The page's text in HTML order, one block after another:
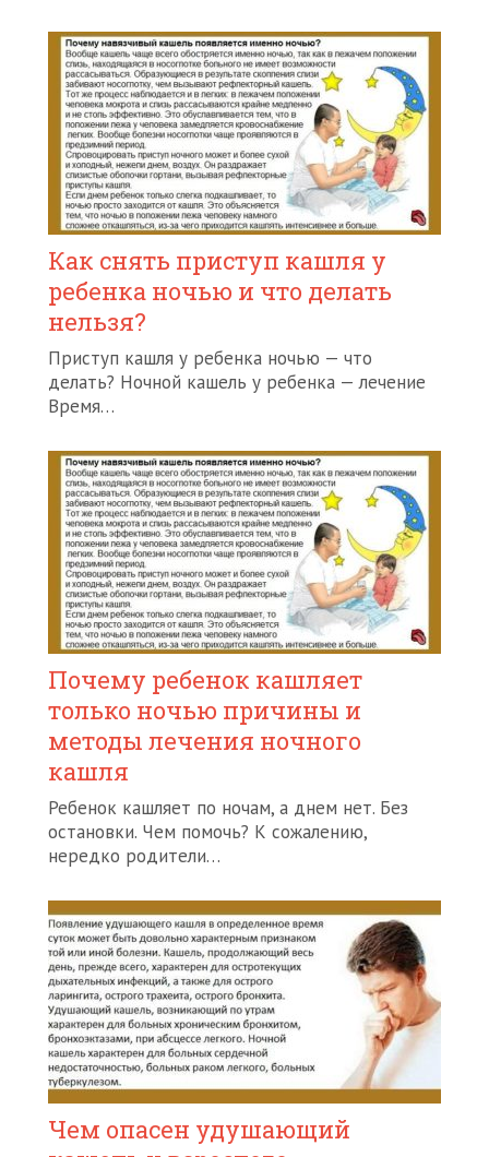
Как снять приступ кашля у
ребенка ночью и что делать
нельзя?
Приступ кашля у ребенка ночью — что
делать? Ночной кашель у ребенка — лечение
Время…
Почему ребенок кашляет
только ночью причины и
методы лечения ночного
кашля
Ребенок кашляет по ночам, а днем нет. Без
остановки. Чем помочь? К сожалению,
нередко родители…
Чем опасен удушающий